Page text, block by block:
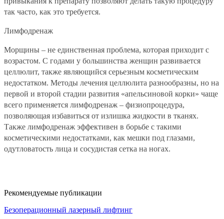
так часто, как это требуется.
Лимфодренаж
Морщины – не единственная проблема, которая приходит с
возрастом. С годами у большинства женщин развивается
целлюлит, также являющийся серьезным косметическим
недостатком. Методы лечения целлюлита разнообразны, но на
первой и второй стадии развития «апельсиновой корки» чаще
всего применяется лимфодренаж – физиопроцедура,
позволяющая избавиться от излишка жидкости в тканях.
Также лимфодренаж эффективен в борьбе с такими
косметическими недостатками, как мешки под глазами,
одутловатость лица и сосудистая сетка на ногах.
Рекомендуемые публикации
Безоперационный лазерный лифтинг